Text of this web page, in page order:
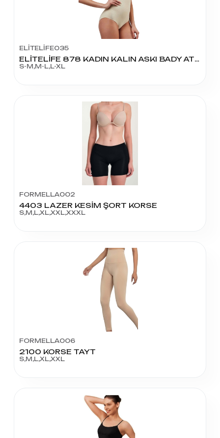
ELİTELİFE035
ELİTELİFE 878 KADIN KALIN ASKI BADY ATLET
S-M,M-L,L-XL
FORMELLA002
4403 LAZER KESİM ŞORT KORSE
S,M,L,XL,XXL,XXXL
FORMELLA006
2100 KORSE TAYT
S,M,L,XL,XXL